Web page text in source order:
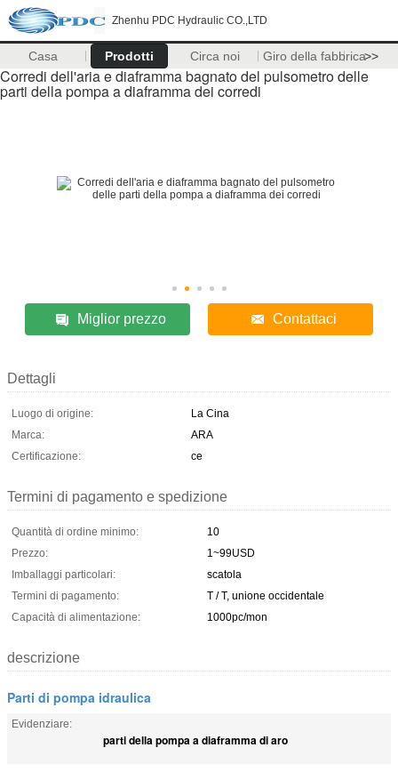
Zhenhu PDC Hydraulic CO.,LTD
Casa Prodotti Circa noi Giro della fabbrica>>
Corredi dell'aria e diaframma bagnato del pulsometro delle
parti della pompa a diaframma dei corredi
Miglior prezzo Contattaci
Dettagli
Luogo di origine:
La Cina
Marca:
ARA
Certificazione:
ce
Termini di pagamento e spedizione
Quantità di ordine minimo:
10
Prezzo:
1~99USD
Imballaggi particolari:
scatola
Termini di pagamento:
T / T, unione occidentale
Capacità di alimentazione:
1000pc/mon
descrizione
Parti di pompa idraulica
Evidenziare:
parti della pompa a diaframma di aro